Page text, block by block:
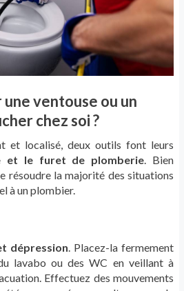
ventouse ou un
chez soi ?
et localisé, deux outils font leurs
et le furet de plomberie. Bien
résoudre la majorité des situations
à un plombier.
dépression. Placez-la fermement
lavabo ou des WC en veillant à
Effectuez des mouvements